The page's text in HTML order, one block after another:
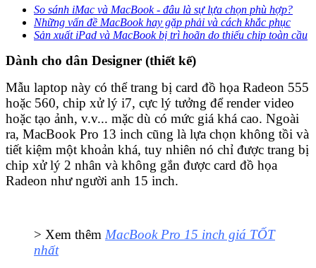
So sánh iMac và MacBook - đâu là sự lựa chọn phù hợp?
Những vấn đề MacBook hay gặp phải và cách khắc phục
Sản xuất iPad và MacBook bị trì hoãn do thiếu chip toàn cầu
Dành cho dân Designer (thiết kế)
Mẫu laptop này có thể trang bị card đồ họa Radeon 555
hoặc 560, chip xử lý i7, cực lý tưởng để render video
hoặc tạo ảnh, v.v... mặc dù có mức giá khá cao. Ngoài
ra, MacBook Pro 13 inch cũng là lựa chọn không tồi và
tiết kiệm một khoản khá, tuy nhiên nó chỉ được trang bị
chip xử lý 2 nhân và không gắn được card đồ họa
Radeon như người anh 15 inch.
> Xem thêm MacBook Pro 15 inch giá TỐT
nhất